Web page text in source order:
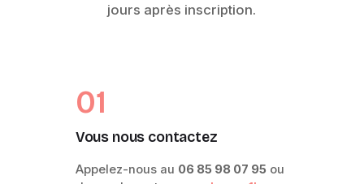
jours après inscription.
01
Vous nous contactez
Appelez-nous au 06 85 98 07 95 ou